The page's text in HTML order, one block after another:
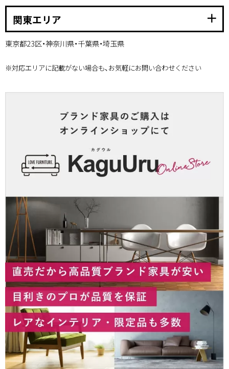
関東エリア add
東京都23区・神奈川県・千葉県・埼玉県
※対応エリアに記載がない場合も、お気軽にお問い合わせください